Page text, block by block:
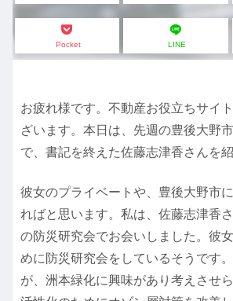
Pocket LINE
お疲れ様です。不動産お役立ちサイ
ざいます。本日は、先週の豊後大野
で、書記を終えた佐藤志津香さんを紹
彼女のプライベートや、豊後大野市
ればと思います。私は、佐藤志津香
の防災研究会でお会いしました。彼
めに防災研究会をしているそうです
が、洲本緑化に興味があり考えさせ